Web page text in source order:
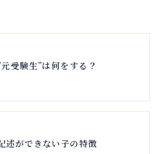
受験生”は何をする？
述ができない子の特徴